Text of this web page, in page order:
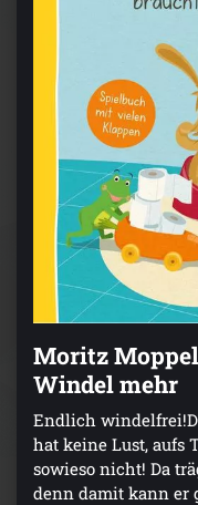
Moritz
Windel mehr
Endlich
hat keine Lust, aufs
sowieso nicht! Da
denn damit kann er